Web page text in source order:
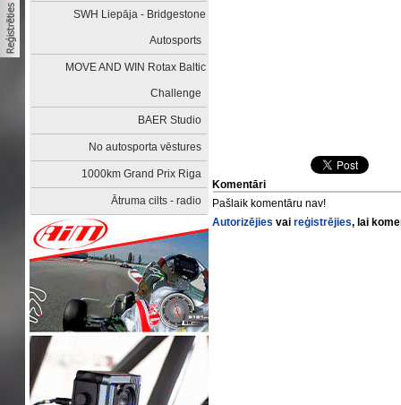
SWH Liepāja - Bridgestone
Autosports
MOVE AND WIN Rotax Baltic
Challenge
BAER Studio
No autosporta vēstures
1000km Grand Prix Riga
Ātruma cilts - radio
Komentāri
Pašlaik komentāru nav!
Autorizējies vaireģistrējies, lai